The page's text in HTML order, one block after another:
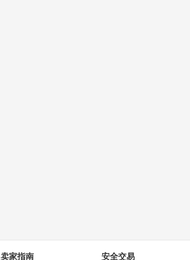
卖家指南 安全交易